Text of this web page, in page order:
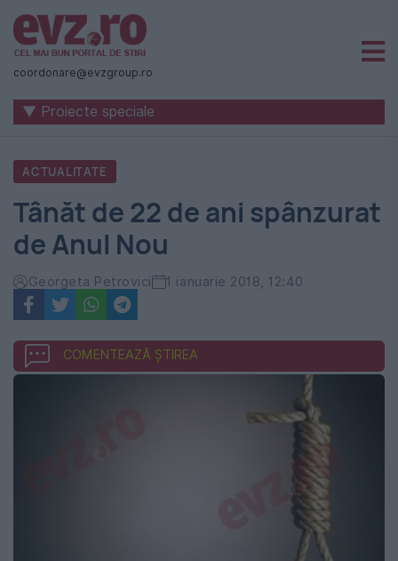
Știri
naționale
internaționale
România
Evenimentul
Zilei
coordonare@evzgroup.ro
▼ Proiecte speciale
ACTUALITATE
Tânăt de 22 de ani spânzurat
de Anul Nou
Georgeta Petrovici 1 ianuarie 2018, 12:40
COMENTEAZĂ ȘTIREA